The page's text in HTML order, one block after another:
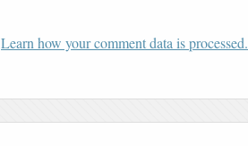
Learn how your comment data is processed.